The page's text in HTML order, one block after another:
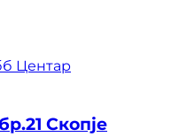
Центар
Скопје